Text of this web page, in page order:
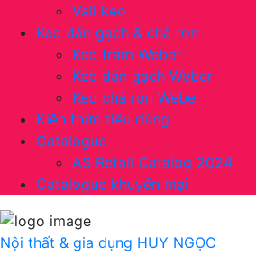
Vali kéo
Keo dán gạch & chà ron
Keo trám Weber
Keo dán gạch Weber
Keo chà ron Weber
Kiến thức tiêu dùng
Catalogue
AS Retail Catalog 2024
Catalogue khuyến mại
Nội thất & gia dụng HUY NGỌC